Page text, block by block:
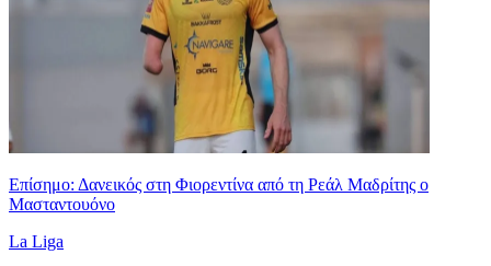
Επίσημο: Δανεικός στη Φιορεντίνα από τη Ρεάλ Μαδρίτης ο
Μασταντουόνο
La Liga